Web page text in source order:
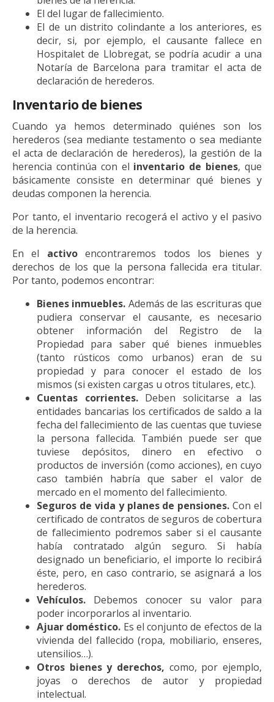
El del lugar de fallecimiento.
El de un distrito colindante a los anteriores, es
decir, si, por ejemplo, el causante fallece en
Hospitalet de Llobregat, se podría acudir a una
Notaría de Barcelona para tramitar el acta de
declaración de herederos.
Inventario de bienes
Cuando ya hemos determinado quiénes son los
herederos (sea mediante testamento o sea mediante
el acta de declaración de herederos), la gestión de la
herencia continúa con el inventario de bienes, que
básicamente consiste en determinar qué bienes y
deudas componen la herencia.
Por tanto, el inventario recogerá el activo y el pasivo
de la herencia.
En el activoencontraremos todos los bienes y
derechos de los que la persona fallecida era titular.
Por tanto, podemos encontrar:
Bienes inmuebles. Además de las escrituras que
pudiera conservar el causante, es necesario
obtener información del Registro de la
Propiedad para saber qué bienes inmuebles
(tanto rústicos como urbanos) eran de su
propiedad y para conocer el estado de los
mismos (si existen cargas u otros titulares, etc.).
Cuentas corrientes.Deben solicitarse a las
entidades bancarias los certificados de saldo a la
fecha del fallecimiento de las cuentas que tuviese
la persona fallecida. También puede ser que
tuviese depósitos, dinero en efectivo o
productos de inversión (como acciones), en cuyo
caso también habría que saber el valor de
mercado en el momento del fallecimiento.
Seguros de vida y planes de pensiones. Con el
certificado de contratos de seguros de cobertura
de fallecimiento podremos saber si el causante
había contratado algún seguro. Si había
designado un beneficiario, el importe lo recibirá
éste, pero, en caso contrario, se asignará a los
herederos.
Vehículos. Debemos conocer su valor para
poder incorporarlos al inventario.
Ajuar doméstico. Es el conjunto de efectos de la
vivienda del fallecido (ropa, mobiliario, enseres,
utensilios…).
Otros bienes y derechos, como, por ejemplo,
joyas o derechos de autor y propiedad
intelectual.